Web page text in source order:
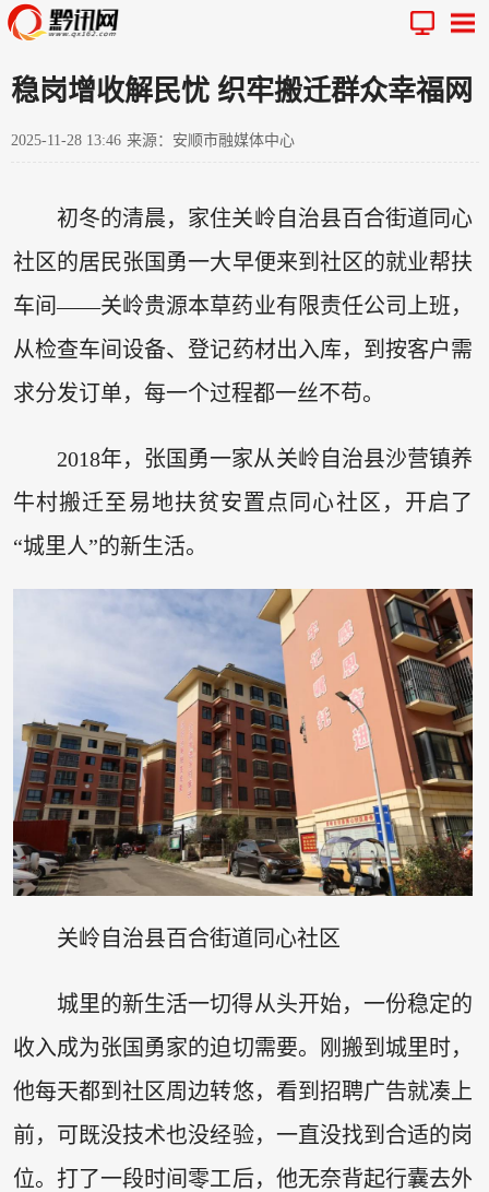
稳岗增收解民忧 织牢搬迁群众幸福网
2025-11-28 13:46 来源：安顺市融媒体中心
初冬的清晨，家住关岭自治县百合街道同心
社区的居民张国勇一大早便来到社区的就业帮扶
车间——关岭贵源本草药业有限责任公司上班，
从检查车间设备、登记药材出入库，到按客户需
求分发订单，每一个过程都一丝不苟。
2018年，张国勇一家从关岭自治县沙营镇养
牛村搬迁至易地扶贫安置点同心社区，开启了
“城里人”的新生活。
关岭自治县百合街道同心社区
城里的新生活一切得从头开始，一份稳定的
收入成为张国勇家的迫切需要。刚搬到城里时，
他每天都到社区周边转悠，看到招聘广告就凑上
前，可既没技术也没经验，一直没找到合适的岗
位。打了一段时间零工后，他无奈背起行囊去外